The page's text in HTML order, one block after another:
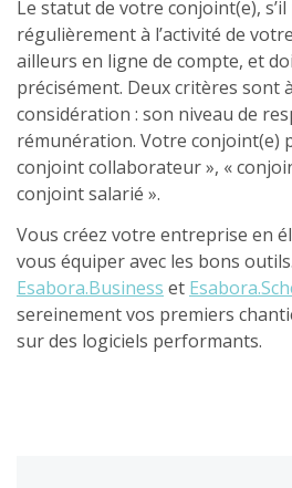
Le statut de votre conjoint(e),
régulièrement à l’activité de
ailleurs en ligne de compte, et
précisément. Deux critères sont
considération : son niveau de
rémunération. Votre conjoint(e)
conjoint collaborateur », «
conjoint salarié ».
Vous créez votre entreprise en
vous équiper avec les bons
Esabora.Business et
sereinement vos premiers
sur des logiciels performants.